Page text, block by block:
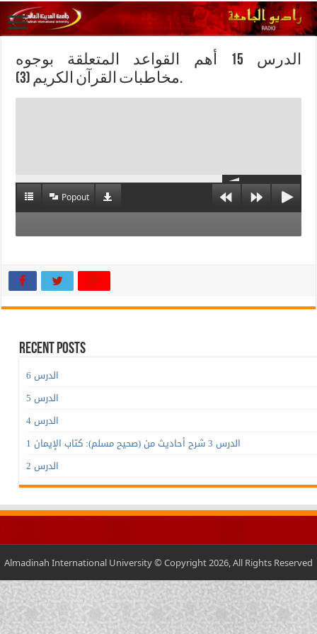
الدرس 15 أهم القواعد المتعلقة بوجوه
مخاطبات القرآن الكريم (3).
Popout
Recent Posts
الدرس 6
الدرس 5
الدرس 4
الدرس 3 شرح أحاديث من (صحيح مسلم): كتاب الإيمان 1
الدرس 2
Almadinah International University © Copyright 2026, All Rights Reserved